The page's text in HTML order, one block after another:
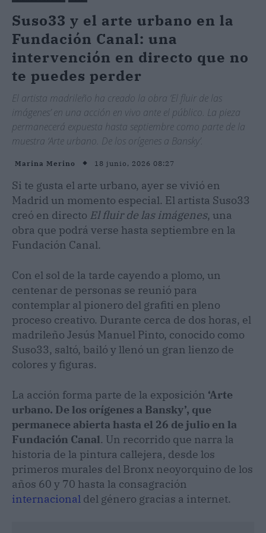
Suso33 y el arte urbano en la
Fundación Canal: una
intervención en directo que no
te puedes perder
El artista madrileño ha creado la obra ‘El fluir de las
imágenes’ en una acción en vivo ante el público. La pieza
permanecerá expuesta hasta septiembre como parte de la
muestra ‘Arte urbano. De los orígenes a Bansky’.
Marina Merino 18 junio, 2026 08:27
Si te gusta el arte urbano, ayer se vivió en
Madrid un momento especial. El artista Suso33
creó en directo El fluir de las imágenes, una
obra que podrá verse hasta septiembre en la
Fundación Canal.
Con el sol de la tarde cayendo a plomo, un
centenar de personas se reunió para
contemplar al pionero del grafiti en pleno
proceso creativo. Durante cerca de dos horas, el
madrileño Jesús Manuel Pinto, conocido como
Suso33, saltó, bailó y llenó un gran lienzo de
colores y figuras.
La acción forma parte de la exposición ‘Arte
urbano. De los orígenes a Bansky’, que
permanece abierta hasta el 26 de julio en la
Fundación Canal. Un recorrido que narra la
historia de la pintura callejera, desde los
primeros murales del Bronx neoyorquino de los
años 60 y 70 hasta la consagración
internacional del género gracias a internet.